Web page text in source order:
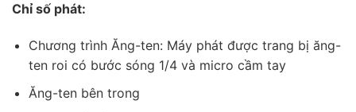
Chỉ số phát:
Chương trình Ăng-ten: Máy phát được trang bị ăng-
ten roi có bước sóng 1/4 và micro cầm tay
Ăng-ten bên trong